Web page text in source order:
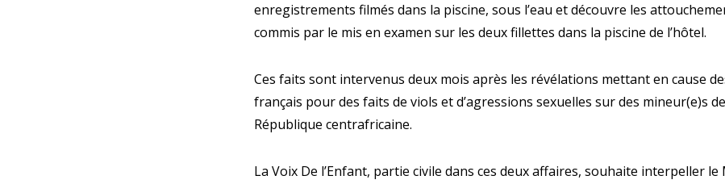
enregistrements filmés dans la piscine, sous l’eau et découvre les
commis par le mis en examen sur les deux fillettes dans la piscine de l’hôtel.
Ces faits sont intervenus deux mois après les révélations mettant en cause
français pour des faits de viols et d’agressions sexuelles sur des mineur(e)s
République centrafricaine.
La Voix De l’Enfant, partie civile dans ces deux affaires, souhaite interpeller le